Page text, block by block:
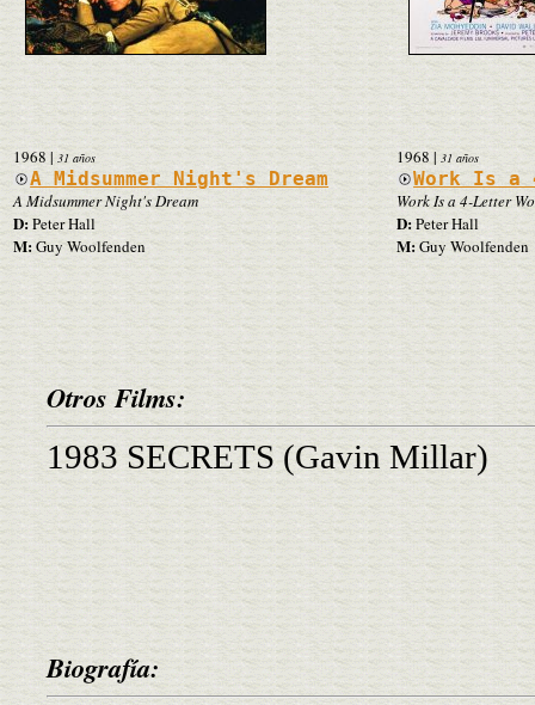
1968 | 31 años
A Midsummer Night's Dream
A Midsummer Night's Dream
D:Peter Hall
M:Guy Woolfenden
1968 | 31 años
Work Is a
Work Is a 4-Letter
D:Peter Hall
M:Guy Woolfenden
Otros Films:
1983 SECRETS (Gavin Millar)
Biografía: